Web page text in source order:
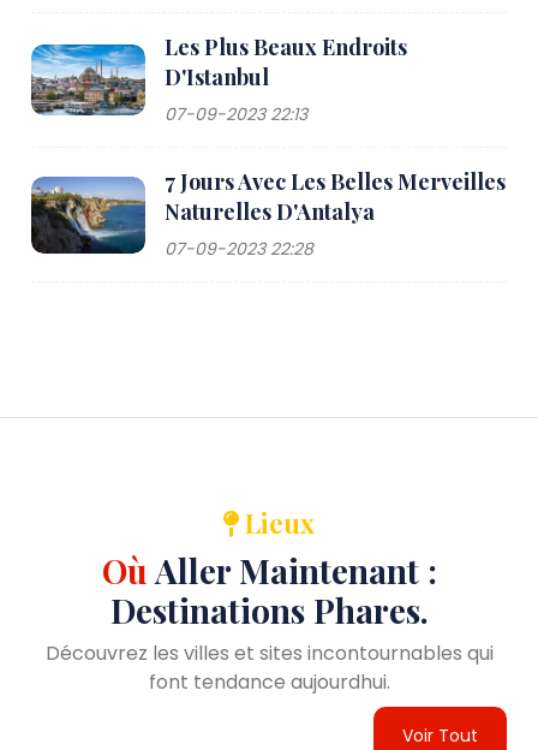
Les Plus Beaux Endroits
D'Istanbul
07-09-2023 22:13
7 Jours Avec Les Belles Merveilles
Naturelles D'Antalya
07-09-2023 22:28
Lieux
Où Aller Maintenant :
Destinations Phares.
Découvrez les villes et sites incontournables qui
font tendance aujourdhui.
Voir Tout